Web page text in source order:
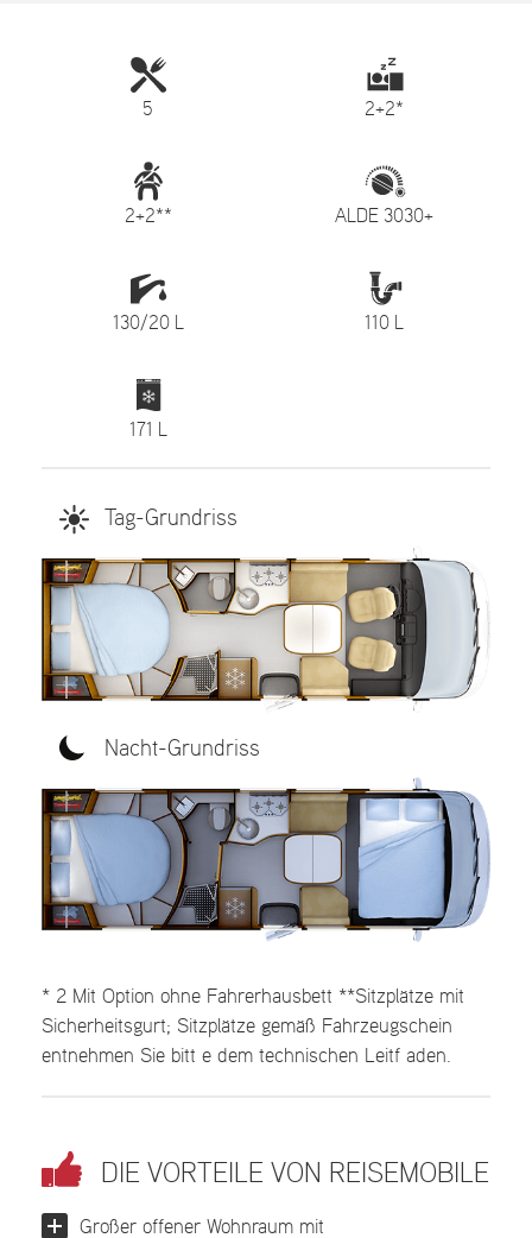
5 2+2*
2+2** ALDE 3030+
130/20 L 110 L
171 L
Tag-Grundriss
Nacht-Grundriss
* 2 Mit Option ohne Fahrerhausbett **Sitzplätze mit
Sicherheitsgurt; Sitzplätze gemäß Fahrzeugschein
entnehmen Sie bitt e dem technischen Leitf aden.
DIE VORTEILE VON REISEMOBILE
Großer offener Wohnraum mit